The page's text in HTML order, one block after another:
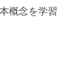
概念を学習